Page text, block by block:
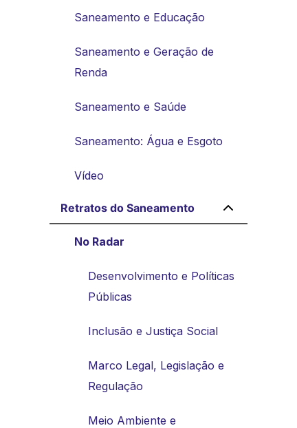
Saneamento e Educação
Saneamento e Geração de
Renda
Saneamento e Saúde
Saneamento: Água e Esgoto
Vídeo
Retratos do Saneamento
No Radar
Desenvolvimento e Políticas
Públicas
Inclusão e Justiça Social
Marco Legal, Legislação e
Regulação
Meio Ambiente e